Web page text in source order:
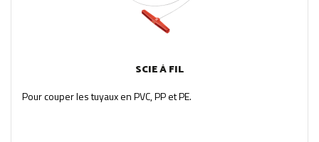
SCIE À FIL
Pour couper les tuyaux en PVC, PP et PE.